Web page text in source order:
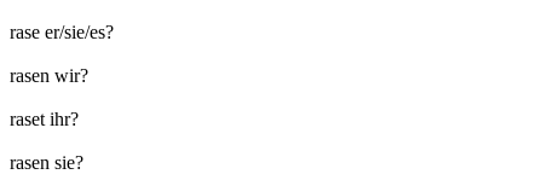
rase er/sie/es?
rasen wir?
raset ihr?
rasen sie?